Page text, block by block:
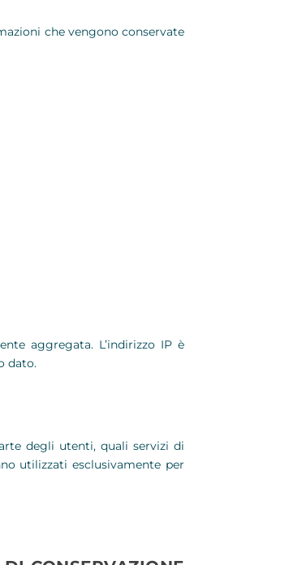
che vengono conservate
aggregata. L’indirizzo IP è
dato.
degli utenti, quali servizi di
utilizzati esclusivamente per